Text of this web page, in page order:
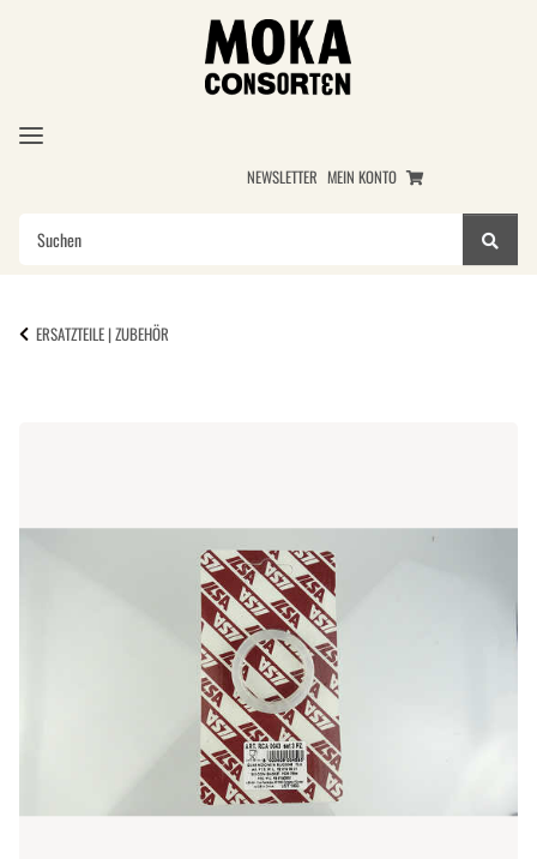
NEWSLETTER MEIN KONTO
ERSATZTEILE | ZUBEHÖR